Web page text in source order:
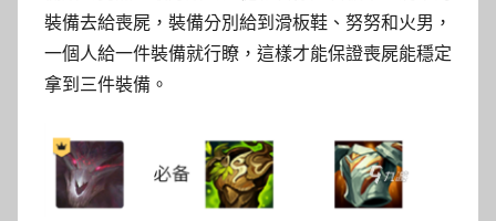
裝備去給喪屍，裝備分別給到滑板鞋、努努和火男，
一個人給一件裝備就行瞭，這樣才能保證喪屍能穩定
拿到三件裝備。